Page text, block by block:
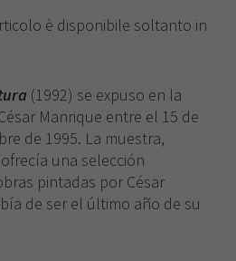
è disponibile soltanto in
(1992) se expuso en la
Manrique entre el 15 de
de 1995. La muestra,
una selección
pintadas por César
de ser el último año de su